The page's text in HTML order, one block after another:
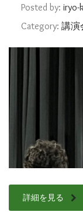
Posted by: iryo-
Category: 講演
詳細を見る